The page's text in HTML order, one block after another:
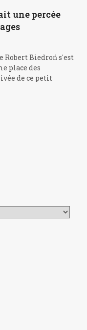
une percée
Robert Biedroń s'est
place des
de ce petit